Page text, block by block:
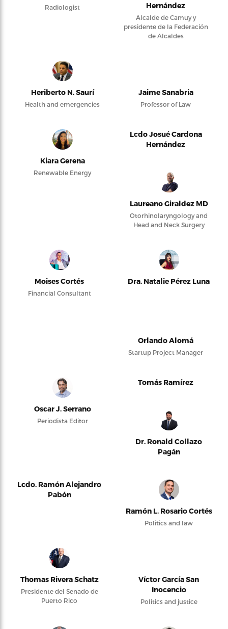
Radiologist
Hernández
Alcalde de Camuy y
presidente de la Federación
de Alcaldes
Heriberto N. Saurí
Health and emergencies
Jaime Sanabria
Professor of Law
Kiara Gerena
Renewable Energy
Lcdo Josué Cardona
Hernández
Laureano Giraldez MD
Otorhinolaryngology and
Head and Neck Surgery
Moises Cortés
Financial Consultant
Dra. Natalie Pérez Luna
Orlando Alomá
Startup Project Manager
Oscar J. Serrano
Periodista Editor
Tomás Ramírez
Dr. Ronald Collazo
Pagán
Lcdo. Ramón Alejandro
Pabón
Ramón L. Rosario Cortés
Politics and law
Thomas Rivera Schatz
Presidente del Senado de
Puerto Rico
Víctor García San
Inocencio
Politics and justice